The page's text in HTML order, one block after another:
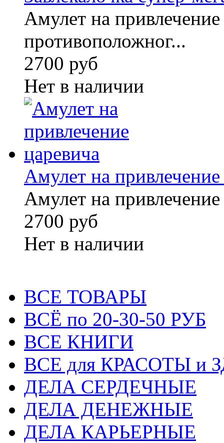
Амулет на
противоположног...
2700 руб
Нет в наличии
Амулет на
Амулет на
2700 руб
Нет в наличии
ВСЕ ТОВАРЫ
ВСЁ по 20-30-50 РУБ
ВСЕ КНИГИ
ВСЕ для КРАСОТЫ и
ДЕЛА СЕРДЕЧНЫЕ
ДЕЛА ДЕНЕЖНЫЕ
ДЕЛА КАРЬЕРНЫЕ